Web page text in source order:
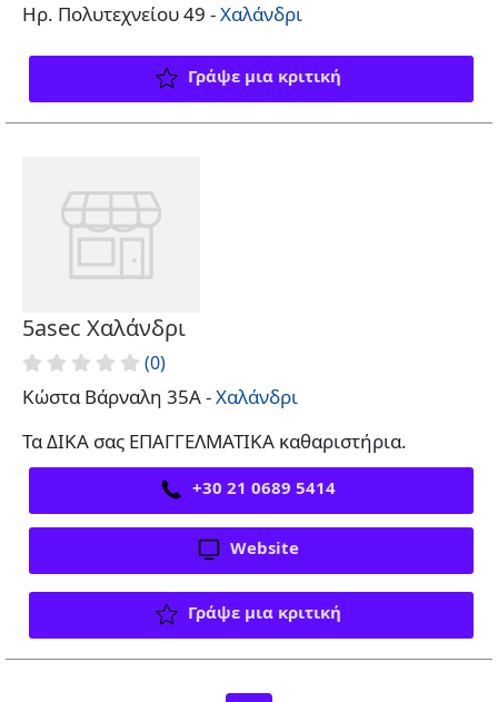
Ηρ. Πολυτεχνείου 49 -Χαλάνδρι
Γράψε μια κριτική
5asec Χαλάνδρι
(0)
Κώστα Βάρναλη 35A -Χαλάνδρι
Τα ΔΙΚΑ σας ΕΠΑΓΓΕΛΜΑΤΙΚΑ καθαριστήρια.
+30 21 0689 5414
Website
Γράψε μια κριτική